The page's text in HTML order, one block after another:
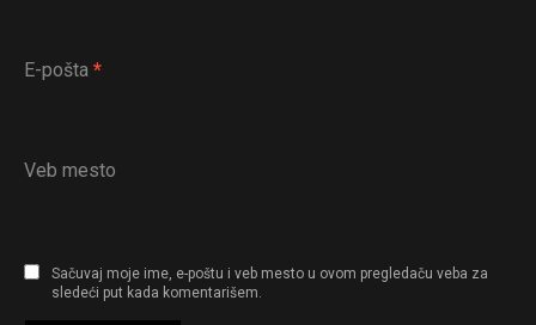
E-pošta *
Veb mesto
Sačuvaj moje ime, e-poštu i veb mesto u ovom pregledaču veba za
sledeći put kada komentarišem.